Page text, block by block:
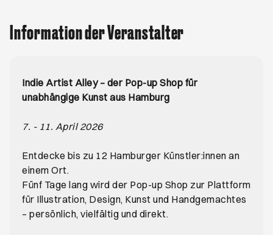
Information der Veranstalter
Indie Artist Alley – der Pop-up Shop für
unabhängige Kunst aus Hamburg
7. - 11. April 2026
Entdecke bis zu 12 Hamburger Künstler:innen an
einem Ort.
Fünf Tage lang wird der Pop-up Shop zur Plattform
für Illustration, Design, Kunst und Handgemachtes
– persönlich, vielfältig und direkt.